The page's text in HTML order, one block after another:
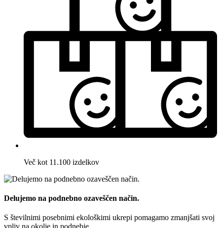
Več kot 11.100 izdelkov
Delujemo na podnebno ozaveščen način.
S številnimi posebnimi ekološkimi ukrepi pomagamo zmanjšati svoj